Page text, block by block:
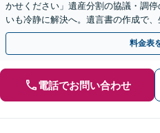
かせください」遺産分割の協議・調
いも冷静に解決へ。遺言書の作成で
間・休日面談可】【葭川公園駅5分】
料金表
電話でお問い合わせ